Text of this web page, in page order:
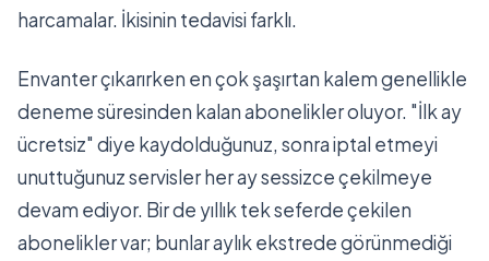
harcamalar. İkisinin tedavisi farklı.
Envanter çıkarırken en çok şaşırtan kalem genellikle
deneme süresinden kalan abonelikler oluyor. "İlk ay
ücretsiz" diye kaydolduğunuz, sonra iptal etmeyi
unuttuğunuz servisler her ay sessizce çekilmeye
devam ediyor. Bir de yıllık tek seferde çekilen
abonelikler var; bunlar aylık ekstrede görünmediği